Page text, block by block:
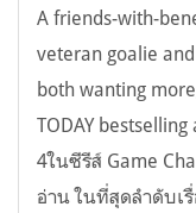
A friends-with-
veteran goalie
both wanting
TODAY
4ในซีรีส์ Game
อ่าน ในที่สุดลำดับเ